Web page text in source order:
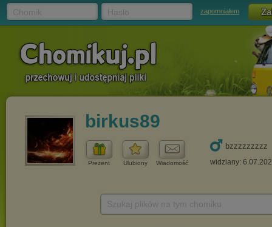
zapomniałem
birkus89
Prezent Ulubiony Wiadomość
bzzzzzzzzz
widziany: